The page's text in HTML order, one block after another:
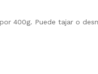
400g. Puede tajar o